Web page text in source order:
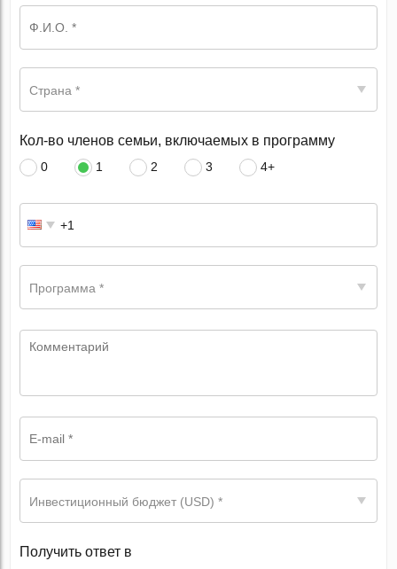
Страна *
Кол-во членов семьи, включаемых в программу
0 1 2 3 4+
Программа *
Инвестиционный бюджет (USD) *
Получить ответ в